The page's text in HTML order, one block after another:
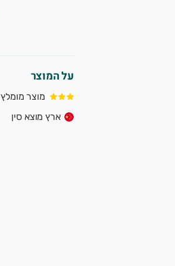
על המוצר
מוצר מומלץ
ארץ מוצא סין